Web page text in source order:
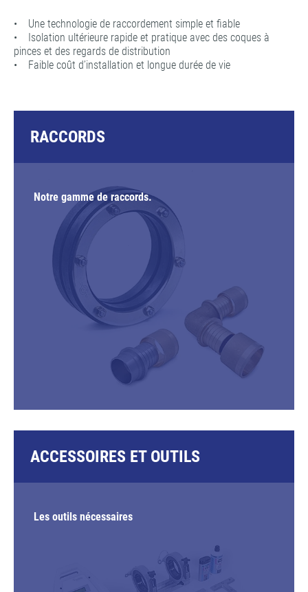
• Une technologie de raccordement simple et fiable
• Isolation ultérieure rapide et pratique avec des coques à
pinces et des regards de distribution
• Faible coût d’installation et longue durée de vie
RACCORDS
Notre gamme de raccords.
ACCESSOIRES ET OUTILS
Les outils nécessaires